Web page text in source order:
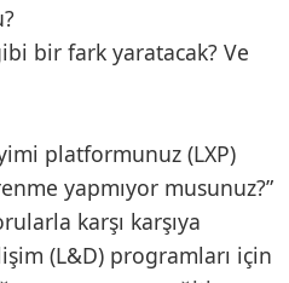
bir fark yaratacak? Ve
platformunuz (LXP)
yapmıyor musunuz?”
karşı karşıya
(L&D) programları için